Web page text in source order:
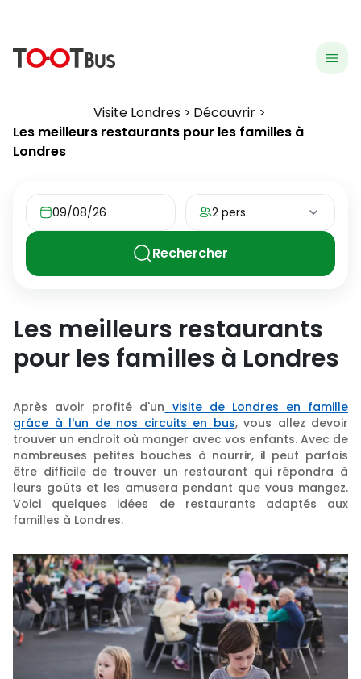
menu
Visite Londres
Découvrir
Les meilleurs restaurants pour les familles à
Londres
09/08/26 2 pers.
Rechercher
Les meilleurs restaurants
pour les familles à Londres
Après avoir profité d'un visite de Londres en famille
grâce à l'un de nos circuits en bus, vous allez devoir
trouver un endroit où manger avec vos enfants. Avec de
nombreuses petites bouches à nourrir, il peut parfois
être difficile de trouver un restaurant qui répondra à
leurs goûts et les amusera pendant que vous mangez.
Voici quelques idées de restaurants adaptés aux
familles à Londres.